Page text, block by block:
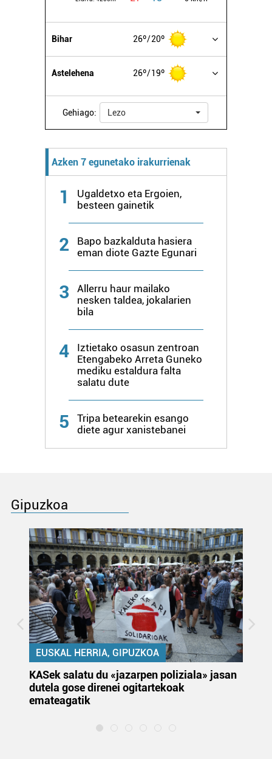
Bihar 26º 20º
Astelehena 26º 19º
Gehiago: Lezo
Azken 7 egunetako irakurrienak
1
Ugaldetxo eta Ergoien,
besteen gainetik
2
Bapo bazkalduta hasiera
eman diote Gazte Egunari
3
Allerru haur mailako
nesken taldea, jokalarien
bila
4
Iztietako osasun zentroan
Etengabeko Arreta Guneko
mediku estaldura falta
salatu dute
5
Tripa betearekin esango
diete agur xanistebanei
Gipuzkoa
EUSKAL HERRIA, GIPUZKOA
KASek salatu du «jazarpen poliziala» jasan
dutela gose direnei ogitartekoak
emateagatik